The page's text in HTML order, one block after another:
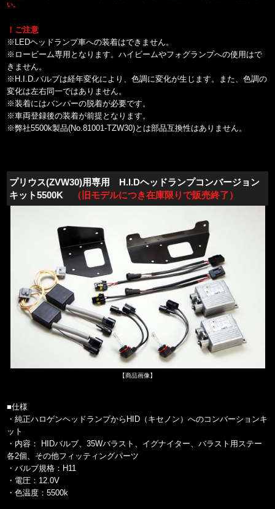
い。
！ご注意
※LEDヘッドランプ車への装着はできません。
※ロービーム専用となります。ハイビームやフォグランプへの使用はで
きません。
※H.I.D.バルブは経年変化により、色調に変化が生じます。また、色調の
変化は左右同一ではありません。
※装着にはバンパーの脱着が必要です。
※車両登録後の装着が前提となります。
※弊社5500k製品(No.81001-TZW30)とは部品互換性はありません。
プリウス(ZVW30)用専用 H.I.Dヘッドランプコンバージョン
キット5500K （旧モデルにつき在庫限りで販売終了）
【商品画像】
■仕様
・純正ハロゲンヘッドランプからHID（キセノン）へのコンバーションキ
ット
・内容： HIDバルブ、35Wバラスト、イグナイター、バラスト用ステー
各2個、その他フィッティングパーツ
・バルブ規格：H11
・電圧：12.0V
・色温度：5500k